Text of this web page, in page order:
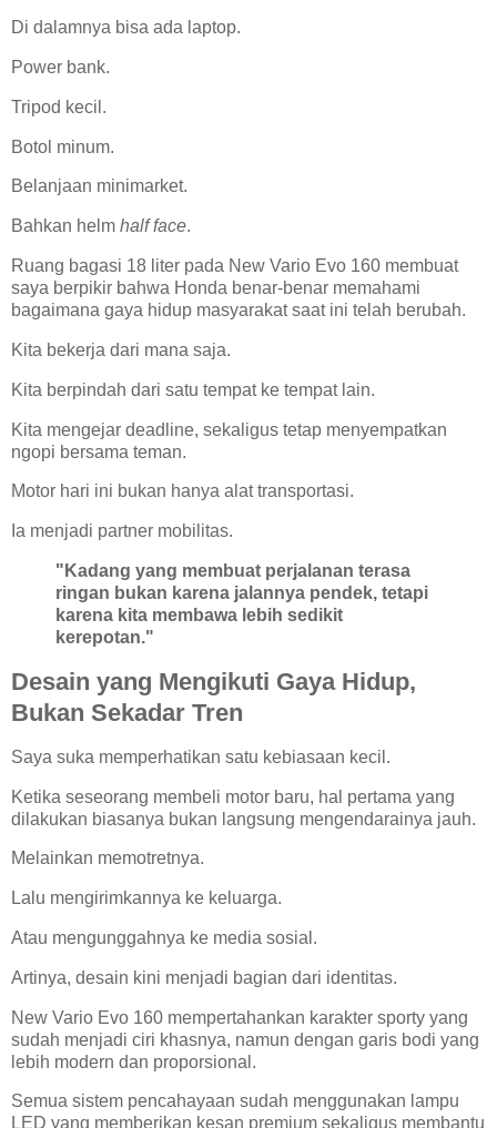
Di dalamnya bisa ada laptop.
Power bank.
Tripod kecil.
Botol minum.
Belanjaan minimarket.
Bahkan helm half face.
Ruang bagasi 18 liter pada New Vario Evo 160 membuat
saya berpikir bahwa Honda benar-benar memahami
bagaimana gaya hidup masyarakat saat ini telah berubah.
Kita bekerja dari mana saja.
Kita berpindah dari satu tempat ke tempat lain.
Kita mengejar deadline, sekaligus tetap menyempatkan
ngopi bersama teman.
Motor hari ini bukan hanya alat transportasi.
Ia menjadi partner mobilitas.
"Kadang yang membuat perjalanan terasa
ringan bukan karena jalannya pendek, tetapi
karena kita membawa lebih sedikit
kerepotan."
Desain yang Mengikuti Gaya Hidup,
Bukan Sekadar Tren
Saya suka memperhatikan satu kebiasaan kecil.
Ketika seseorang membeli motor baru, hal pertama yang
dilakukan biasanya bukan langsung mengendarainya jauh.
Melainkan memotretnya.
Lalu mengirimkannya ke keluarga.
Atau mengunggahnya ke media sosial.
Artinya, desain kini menjadi bagian dari identitas.
New Vario Evo 160 mempertahankan karakter sporty yang
sudah menjadi ciri khasnya, namun dengan garis bodi yang
lebih modern dan proporsional.
Semua sistem pencahayaan sudah menggunakan lampu
LED yang memberikan kesan premium sekaligus membantu